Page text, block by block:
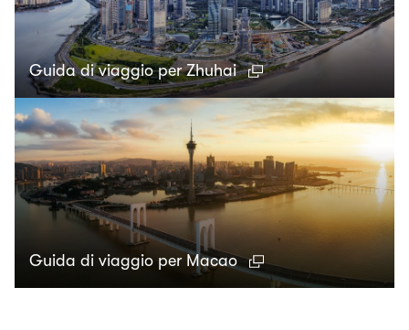
Guida di viaggio per Zhuhai
Guida di viaggio per Macao